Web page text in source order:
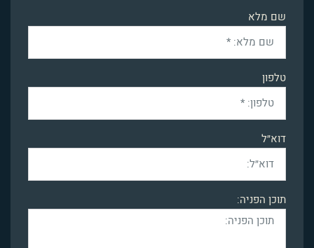
שם מלא
טלפון
דוא״ל
תוכן הפניה: